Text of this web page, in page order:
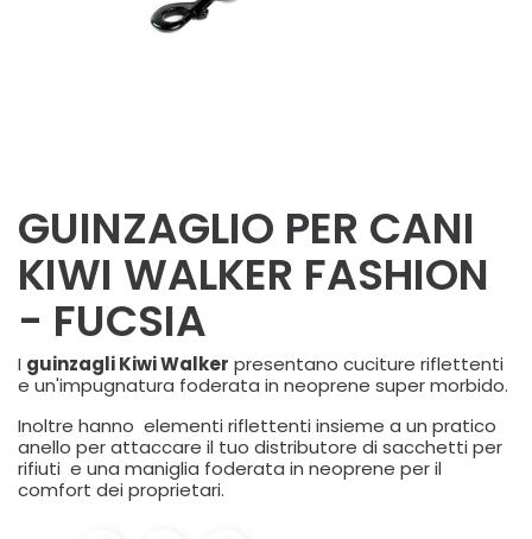
GUINZAGLIO PER CANI
KIWI WALKER FASHION
- FUCSIA
I guinzagli Kiwi Walker presentano cuciture riflettenti
e un'impugnatura foderata in neoprene super morbido.
Inoltre hanno elementi riflettenti insieme a un pratico
anello per attaccare il tuo distributore di sacchetti per
rifiuti e una maniglia foderata in neoprene per il
comfort dei proprietari.